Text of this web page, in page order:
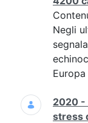
Negli
2020 -
stress